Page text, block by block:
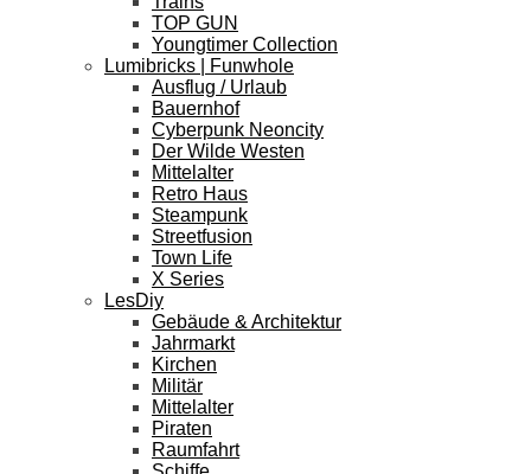
TOP GUN
Youngtimer Collection
Lumibricks | Funwhole
Ausflug / Urlaub
Bauernhof
Cyberpunk Neoncity
Der Wilde Westen
Mittelalter
Retro Haus
Steampunk
Streetfusion
Town Life
X Series
LesDiy
Gebäude & Architektur
Jahrmarkt
Kirchen
Militär
Mittelalter
Piraten
Raumfahrt